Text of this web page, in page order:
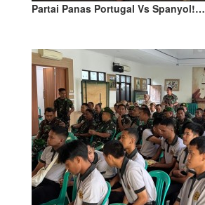
Partai Panas Portugal Vs Spanyol!…